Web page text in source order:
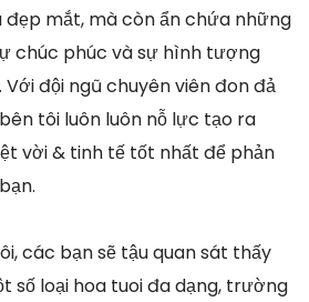
đẹp mắt, mà còn ẩn chứa những
chúc phúc và sự hình tượng
đội ngũ chuyên viên đon đả
tôi luôn luôn nỗ lực tạo ra
vời & tinh tế tốt nhất để phản
các bạn sẽ tậu quan sát thấy
số loại hoa tuoi đa dạng, trường